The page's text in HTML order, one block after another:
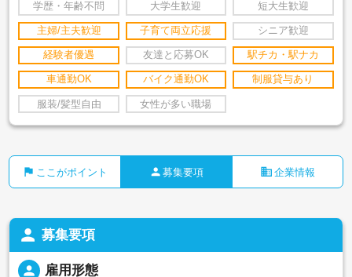
学歴・年齢不問 大学生歓迎 短大生歓迎
主婦/主夫歓迎 子育て両立応援 シニア歓迎
経験者優遇 友達と応募OK 駅チカ・駅ナカ
車通勤OK バイク通勤OK 制服貸与あり
服装/髪型自由 女性が多い職場
flag ここがポイント person 募集要項 business 企業情報
person 募集要項
person 雇用形態